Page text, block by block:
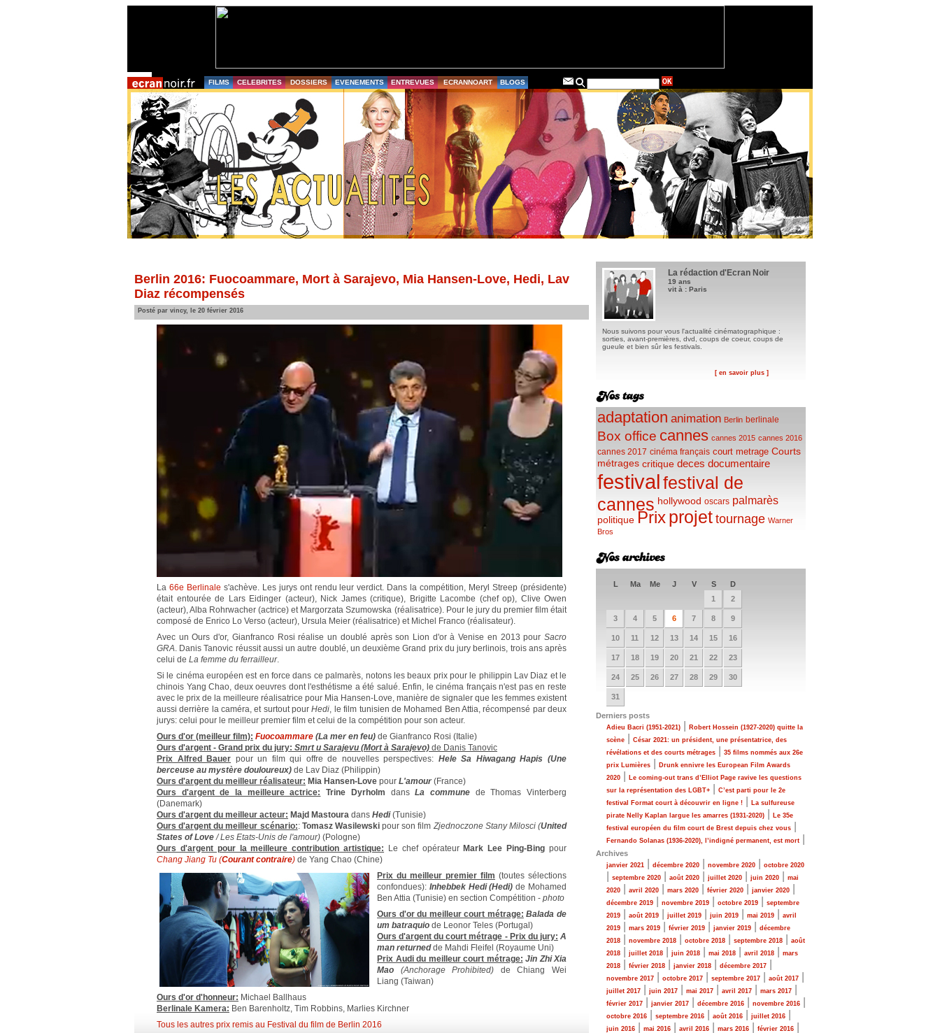
FILMS CELEBRITES DOSSIERS EVENEMENTS ENTREVUES ECRANNOART BLOGS
Berlin 2016: Fuocoammare, Mort à Sarajevo, Mia Hansen-Love, Hedi, Lav
Diaz récompensés
Posté par vincy, le 20 février 2016
La 66e Berlinale s'achève. Les jurys ont rendu leur verdict. Dans la compétition, Meryl Streep (présidente)
était entourée de Lars Eidinger (acteur), Nick James (critique), Brigitte Lacombe (chef op), Clive Owen
(acteur), Alba Rohrwacher (actrice) et Margorzata Szumowska (réalisatrice). Pour le jury du premier film était
composé de Enrico Lo Verso (acteur), Ursula Meier (réalisatrice) et Michel Franco (réalisateur).
Avec un Ours d'or, Gianfranco Rosi réalise un doublé après son Lion d'or à Venise en 2013 pour Sacro
GRA. Danis Tanovic réussit aussi un autre doublé, un deuxième Grand prix du jury berlinois, trois ans après
celui de La femme du ferrailleur.
Si le cinéma européen est en force dans ce palmarès, notons les beaux prix pour le philippin Lav Diaz et le
chinois Yang Chao, deux oeuvres dont l'esthétisme a été salué. Enfin, le cinéma français n'est pas en reste
avec le prix de la meilleure réalisatrice pour Mia Hansen-Love, manière de signaler que les femmes existent
aussi derrière la caméra, et surtout pourHedi, le film tunisien de Mohamed Ben Attia, récompensé par deux
jurys: celui pour le meilleur premier film et celui de la compétition pour son acteur.
Ours d'or (meilleur film): Fuocoammare (La mer en feu) de Gianfranco Rosi (Italie)
Ours d'argent - Grand prix du jury: Smrt u Sarajevu (Mort à Sarajevo) de Danis Tanovic
Prix Alfred Bauer pour un film qui offre de nouvelles perspectives: Hele Sa Hiwagang Hapis (Une
berceuse au mystère douloureux) de Lav Diaz (Philippin)
Ours d'argent du meilleur réalisateur: Mia Hansen-Love pour L'amour (France)
Ours d'argent de la meilleure actrice:
Trine Dyrholm dansLa communede Thomas Vinterberg
(Danemark)
Ours d'argent du meilleur acteur: Majd Mastoura dans Hedi(Tunisie)
Ours d'argent du meilleur scénario:: Tomasz Wasilewskipour son filmZjednoczone Stany Milosci (United
States of Love/ Les Etats-Unis de l'amour) (Pologne)
Ours d'argent pour la meilleure contribution artistique: Le chef opérateur Mark Lee Ping-Bing pour
Chang Jiang Tu (Courant contraire) de Yang Chao (Chine)
Prix du meilleur premier film (toutes sélections
confondues): Inhebbek Hedi (Hedi) de Mohamed
Ben Attia (Tunisie) en section Compétition - photo
Ours d'or du meilleur court métrage: Balada de
um batraquio de Leonor Teles (Portugal)
Ours d'argent du court métrage - Prix du jury: A
man returnedde Mahdi Fleifel (Royaume Uni)
Prix Audi du meilleur court métrage: Jin Zhi Xia
Mao (Anchorage Prohibited) de Chiang Wei
Liang (Taiwan)
Ours d'or d'honneur: Michael Ballhaus
Berlinale Kamera: Ben Barenholtz, Tim Robbins, Marlies Kirchner
Tous les autres prix remis au Festival du film de Berlin 2016
La rédaction d'Ecran Noir
19 ans
vit à : Paris
Nous suivons pour vous l'actualité cinématographique :
sorties, avant-premières, dvd, coups de coeur, coups de
gueule et bien sûr les festivals.
[ en savoir plus ]
adaptation animation Berlin berlinale
Box office cannes cannes 2015 cannes 2016
cannes 2017 cinéma français court metrage Courts
métrages critique deces documentaire
festivalfestival de
cannes hollywood oscars palmarès
politique Prixprojet tournage Warner
Bros
L Ma Me J V S
D
1
2
3 4 5 6 7 8 9
10 11 12 13 14 15 16
17 18 19 20 21 22 23
24 25 26 27 28 29 30
31
Derniers posts
Adieu Bacri (1951-2021)
Robert Hossein (1927-2020) quitte la
scène
César 2021: un président, une présentatrice, des
révélations et des courts métrages
35 films nommés aux 26e
prix Lumières
Drunk ennivre les European Film Awards
2020
Le coming-out trans d’Elliot Page ravive les questions
sur la représentation des LGBT+
C’est parti pour le 2e
festival Format court à découvrir en ligne !
La sulfureuse
pirate Nelly Kaplan largue les amarres (1931-2020)
Le 35e
festival européen du film court de Brest depuis chez vous
Fernando Solanas (1936-2020), l’indigné permanent, est mort
Archives
janvier 2021 décembre 2020 novembre 2020 octobre 2020
septembre 2020 août 2020 juillet 2020 juin 2020
mai
2020
avril 2020 mars 2020 février 2020 janvier 2020
décembre 2019 novembre 2019 octobre 2019
septembre
2019
août 2019 juillet 2019 juin 2019 mai 2019
avril
2019
mars 2019 février 2019 janvier 2019
décembre
2018
novembre 2018 octobre 2018 septembre 2018
août
2018
juillet 2018 juin 2018 mai 2018 avril 2018
mars
2018
février 2018 janvier 2018 décembre 2017
novembre 2017 octobre 2017 septembre 2017 août 2017
juillet 2017 juin 2017 mai 2017 avril 2017 mars 2017
février 2017 janvier 2017 décembre 2016 novembre 2016
octobre 2016 septembre 2016 août 2016 juillet 2016
juin 2016 mai 2016 avril 2016 mars 2016 février 2016